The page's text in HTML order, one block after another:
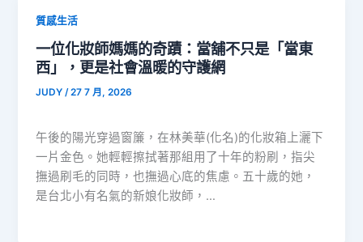
質感生活
一位化妝師媽媽的奇蹟：當舖不只是「當東
西」，更是社會溫暖的守護網
JUDY /27 7 月, 2026
午後的陽光穿過窗簾，在林美華(化名)的化妝箱上灑下
一片金色。她輕輕擦拭著那組用了十年的粉刷，指尖
撫過刷毛的同時，也撫過心底的焦慮。五十歲的她，
是台北小有名氣的新娘化妝師，…